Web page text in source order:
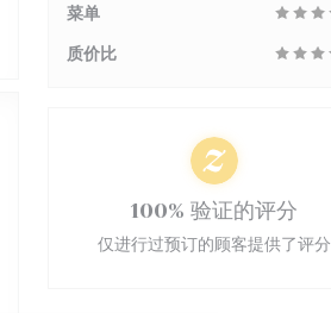
菜单
质价比
100% 验证的评分
仅进行过预订的顾客提供了评分